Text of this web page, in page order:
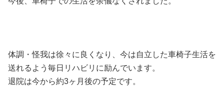
体調・怪我は徐々に良くなり、今は自立した車椅子生活を
送れるよう毎日リハビリに励んでいます。
退院は今から約3ヶ月後の予定です。